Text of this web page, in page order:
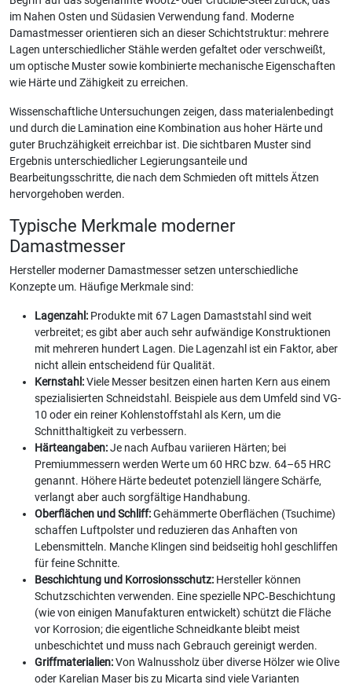
im Nahen Osten und Südasien Verwendung fand. Moderne
Damastmesser orientieren sich an dieser Schichtstruktur: mehrere
Lagen unterschiedlicher Stähle werden gefaltet oder verschweißt,
um optische Muster sowie kombinierte mechanische Eigenschaften
wie Härte und Zähigkeit zu erreichen.
Wissenschaftliche Untersuchungen zeigen, dass materialenbedingt
und durch die Lamination eine Kombination aus hoher Härte und
guter Bruchzähigkeit erreichbar ist. Die sichtbaren Muster sind
Ergebnis unterschiedlicher Legierungsanteile und
Bearbeitungsschritte, die nach dem Schmieden oft mittels Ätzen
hervorgehoben werden.
Typische Merkmale moderner
Damastmesser
Hersteller moderner Damastmesser setzen unterschiedliche
Konzepte um. Häufige Merkmale sind:
Lagenzahl: Produkte mit 67 Lagen Damaststahl sind weit
verbreitet; es gibt aber auch sehr aufwändige Konstruktionen
mit mehreren hundert Lagen. Die Lagenzahl ist ein Faktor, aber
nicht allein entscheidend für Qualität.
Kernstahl:Viele Messer besitzen einen harten Kern aus einem
spezialisierten Schneidstahl. Beispiele aus dem Umfeld sind VG-
10 oder ein reiner Kohlenstoffstahl als Kern, um die
Schnitthaltigkeit zu verbessern.
Härteangaben:Je nach Aufbau variieren Härten; bei
Premiummessern werden Werte um 60 HRC bzw. 64–65 HRC
genannt. Höhere Härte bedeutet potenziell längere Schärfe,
verlangt aber auch sorgfältige Handhabung.
Oberflächen und Schliff:Gehämmerte Oberflächen (Tsuchime)
schaffen Luftpolster und reduzieren das Anhaften von
Lebensmitteln. Manche Klingen sind beidseitig hohl geschliffen
für feine Schnitte.
Beschichtung und Korrosionsschutz: Hersteller können
Schutzschichten verwenden. Eine spezielle NPC‑Beschichtung
(wie von einigen Manufakturen entwickelt) schützt die Fläche
vor Korrosion; die eigentliche Schneidkante bleibt meist
unbeschichtet und muss nach Gebrauch gereinigt werden.
Griffmaterialien:Von Walnussholz über diverse Hölzer wie Olive
oder Karelian Maser bis zu Micarta sind viele Varianten